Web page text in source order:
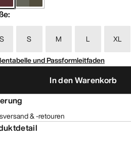
:
S M L XL
und Passformleitfaden
In den Warenkorb
& -retouren